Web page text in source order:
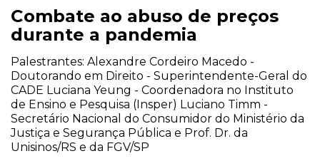
Combate ao abuso de preços
durante a pandemia
Palestrantes: Alexandre Cordeiro Macedo -
Doutorando em Direito - Superintendente-Geral do
CADE Luciana Yeung - Coordenadora no Instituto
de Ensino e Pesquisa (Insper) Luciano Timm -
Secretário Nacional do Consumidor do Ministério da
Justiça e Segurança Pública e Prof. Dr. da
Unisinos/RS e da FGV/SP